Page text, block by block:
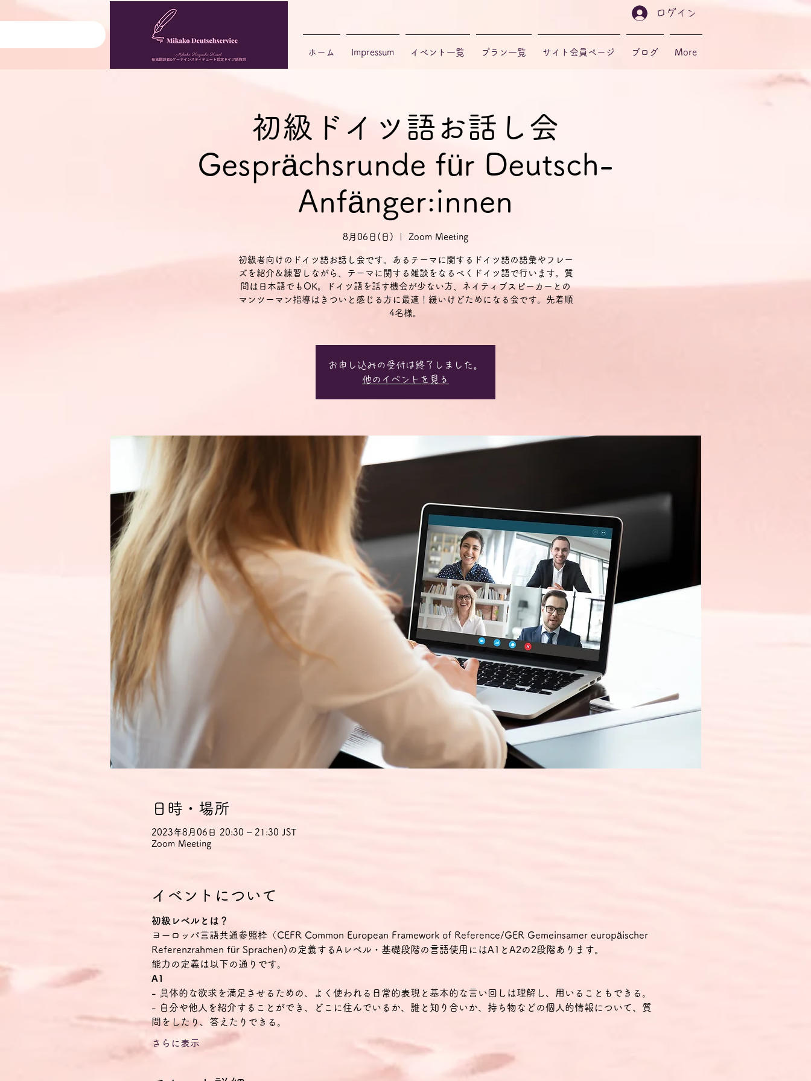
初級ドイツ語お話し会
Gesprächsrunde für Deutsch-
Anfänger:innen
8月06日(日) Zoom Meeting
初級者向けのドイツ語お話し会です。あるテーマに関するドイツ語の語彙やフレー
ズを紹介＆練習しながら、テーマに関する雑談をなるべくドイツ語で行います。質
問は日本語でもOK。ドイツ語を話す機会が少ない方、ネイティブスピーカーとの
マンツーマン指導はきついと感じる方に最適！緩いけどためになる会です。先着順
4名様。
お申し込みの受付は終了しました。
他のイベントを見る
日時・場所
2023年8月06日 20:30 – 21:30 JST
Zoom Meeting
イベントについて
初級レベルとは？
ヨーロッパ言語共通参照枠（CEFR Common European Framework of Reference/GER Gemeinsamer europäischer
Referenzrahmen für Sprachen)の定義するAレベル・基礎段階の言語使用にはA1とA2の2段階あります。
能力の定義は以下の通りです。
A1
- 具体的な欲求を満足させるための、よく使われる日常的表現と基本的な言い回しは理解し、用いることもできる。
- 自分や他人を紹介することができ、どこに住んでいるか、誰と知り合いか、持ち物などの個人的情報について、質
問をしたり、答えたりできる。
さらに表示
ホーム Impressum イベント一覧 プラン一覧 サイト会員ページ ブログ More
ログイン